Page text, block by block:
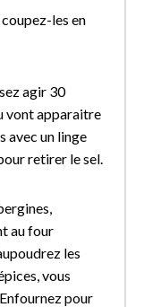
les en
agir 30
vont apparaitre
avec un linge
retirer le sel.
au four
les
vous
pour